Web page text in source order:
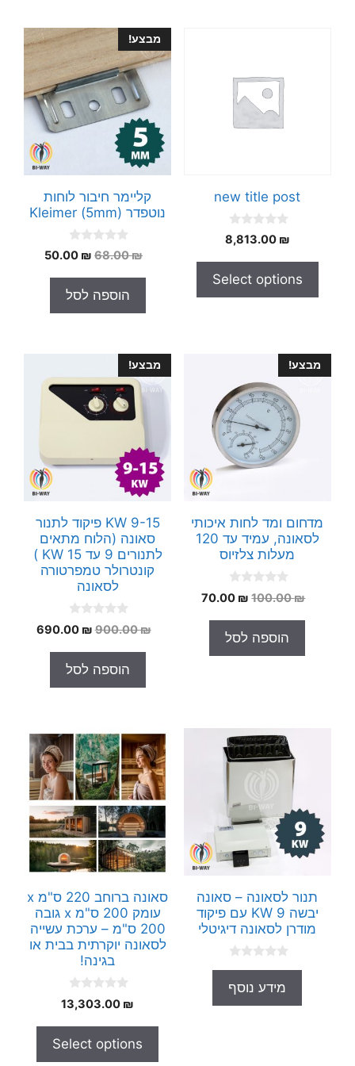
new title post
0
o
o
5
8,813.00 ₪
Select options
מבצע!
קליימר חיבור לוחות
נוטפדר Kleimer (5mm)
0
o
o
5
68.00₪
המחיר
היה:
68.00 ₪.
50.00 ₪
המחיר
הוספה לסל
מבצע!
מדחום ומד לחות איכותי
לסאונה, עמיד עד 120
מעלות צלזיוס
0
o
o
5
100.00₪
המחיר
היה:
100.00 ₪.
70.00 ₪
המחיר
הוספה לסל
מבצע!
9-15 KW פיקוד לתנור
סאונה (הלוח מתאים
לתנורים 9 עד 15 KW )
קונטרולר טמפרטורה
לסאונה
0
o
o
5
900.00₪
המחיר
היה:
900.00 ₪.
690.00 ₪
המחיר
הוספה לסל
תנור לסאונה – סאונה
יבשה 9 KW עם פיקוד
מודרן לסאונה דיגיטלי
uמידע נוסף
סאונה ברוחב 220 ס"מ x
עומק 200 ס"מ x גובה
200 ס"מ – ערכת עשייה
לסאונה יוקרתית בבית או
בגינה!
o
o
13,303.00 ₪
Select options